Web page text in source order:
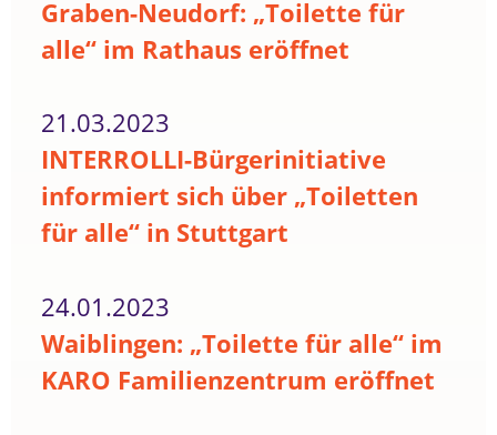
Graben-Neudorf: „Toilette für
alle“ im Rathaus eröffnet
21.03.2023
INTERROLLI-Bürgerinitiative
informiert sich über „Toiletten
für alle“ in Stuttgart
24.01.2023
Waiblingen: „Toilette für alle“ im
KARO Familienzentrum eröffnet